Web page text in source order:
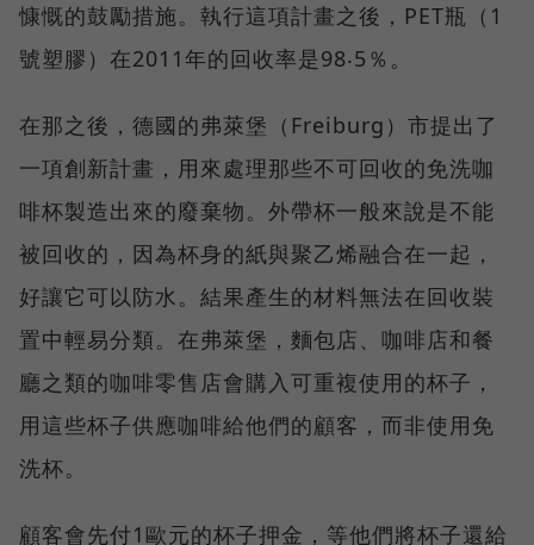
慷慨的鼓勵措施。執行這項計畫之後，PET瓶（1
號塑膠）在2011年的回收率是98‧5％。
在那之後，德國的弗萊堡（Freiburg）市提出了
一項創新計畫，用來處理那些不可回收的免洗咖
啡杯製造出來的廢棄物。外帶杯一般來說是不能
被回收的，因為杯身的紙與聚乙烯融合在一起，
好讓它可以防水。結果產生的材料無法在回收裝
置中輕易分類。在弗萊堡，麵包店、咖啡店和餐
廳之類的咖啡零售店會購入可重複使用的杯子，
用這些杯子供應咖啡給他們的顧客，而非使用免
洗杯。
顧客會先付1歐元的杯子押金，等他們將杯子還給